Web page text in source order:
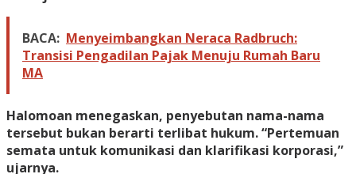
BACA: Menyeimbangkan Neraca Radbruch:
Transisi Pengadilan Pajak Menuju Rumah Baru
MA
Halomoan menegaskan, penyebutan nama-nama
tersebut bukan berarti terlibat hukum. “Pertemuan
semata untuk komunikasi dan klarifikasi korporasi,”
ujarnya.